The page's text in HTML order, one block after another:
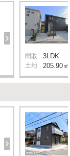
間取 3LDK
土地 205.90㎡